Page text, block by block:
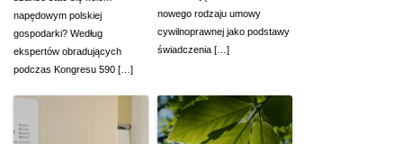
napędowym polskiej
gospodarki? Według
ekspertów obradujących
podczas Kongresu 590 […]
nowego rodzaju umowy
cywilnoprawnej jako podstawy
świadczenia […]